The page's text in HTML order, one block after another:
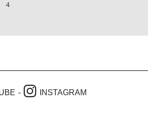
4
- INSTAGRAM